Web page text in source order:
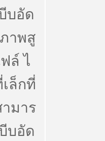
บอัด
าพสู
ล์ ไ
ล็กที่
มาร
บอัด